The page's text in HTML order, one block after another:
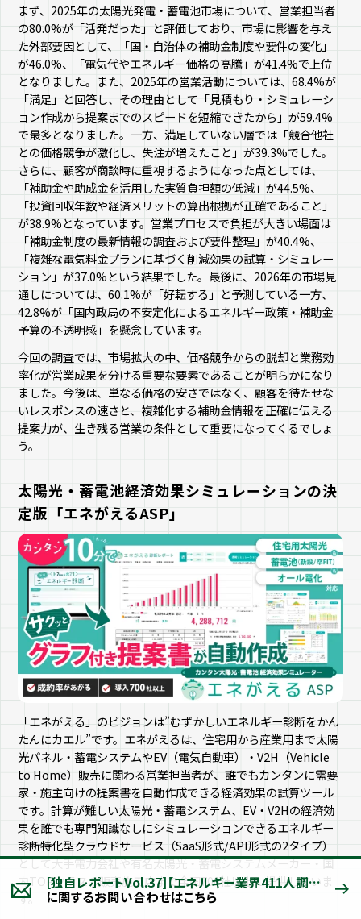
まず、2025年の太陽光発電・蓄電池市場について、営業担当者
の80.0%が「活発だった」と評価しており、市場に影響を与え
た外部要因として、「国・自治体の補助金制度や要件の変化」
が46.0%、「電気代やエネルギー価格の高騰」が41.4%で上位
となりました。また、2025年の営業活動については、68.4%が
「満足」と回答し、その理由として「見積もり・シミュレーシ
ョン作成から提案までのスピードを短縮できたから」が59.4%
で最多となりました。一方、満足していない層では「競合他社
との価格競争が激化し、失注が増えたこと」が39.3%でした。
さらに、顧客が商談時に重視するようになった点としては、
「補助金や助成金を活用した実質負担額の低減」が44.5%、
「投資回収年数や経済メリットの算出根拠が正確であること」
が38.9%となっています。営業プロセスで負担が大きい場面は
「補助金制度の最新情報の調査および要件整理」が40.4%、
「複雑な電気料金プランに基づく削減効果の試算・シミュレー
ション」が37.0%という結果でした。最後に、2026年の市場見
通しについては、60.1%が「好転する」と予測している一方、
42.8%が「国内政局の不安定化によるエネルギー政策・補助金
予算の不透明感」を懸念しています。
今回の調査では、市場拡大の中、価格競争からの脱却と業務効
率化が営業成果を分ける重要な要素であることが明らかになり
ました。今後は、単なる価格の安さではなく、顧客を待たせな
いレスポンスの速さと、複雑化する補助金情報を正確に伝える
提案力が、生き残る営業の条件として重要になってくるでしょ
う。
太陽光・蓄電池経済効果シミュレーションの決
定版「エネがえるASP」
「エネがえる」のビジョンは”むずかしいエネルギー診断をかん
たんにカエル”です。エネがえるは、住宅用から産業用まで太陽
光パネル・蓄電システムやEV（電気自動車）・V2H（Vehicle
to Home）販売に関わる営業担当者が、誰でもカンタンに需要
家・施主向けの提案書を自動作成できる経済効果の試算ツール
です。計算が難しい太陽光・蓄電システム、EV・V2Hの経済効
果を誰でも専門知識なしにシミュレーションできるエネルギー
診断特化型クラウドサービス（SaaS形式/API形式の2タイプ）
として大手電力会社や有名太陽光・蓄電システムメーカー・国
内TOPクラスの販売施工店まで全国700社以上に提供していま
す。
[独自レポートVol.37]【エネルギー業界411人調査】 2026年の市場見通し「好転する」が60.1% 〜今後重要なのは「補助金の分かりやすい説明」と「提案スピード向上」〜
に関するお問い合わせはこちら